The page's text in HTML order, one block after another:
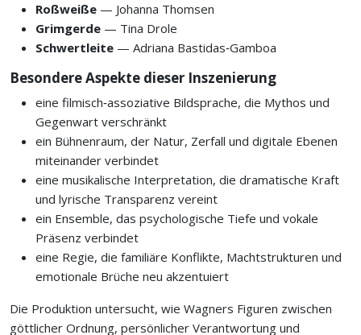
Roßweiße — Johanna Thomsen
Grimgerde — Tina Drole
Schwertleite — Adriana Bastidas‑Gamboa
Besondere Aspekte dieser Inszenierung
eine filmisch‑assoziative Bildsprache, die Mythos und
Gegenwart verschränkt
ein Bühnenraum, der Natur, Zerfall und digitale Ebenen
miteinander verbindet
eine musikalische Interpretation, die dramatische Kraft
und lyrische Transparenz vereint
ein Ensemble, das psychologische Tiefe und vokale
Präsenz verbindet
eine Regie, die familiäre Konflikte, Machtstrukturen und
emotionale Brüche neu akzentuiert
Die Produktion untersucht, wie Wagners Figuren zwischen
göttlicher Ordnung, persönlicher Verantwortung und